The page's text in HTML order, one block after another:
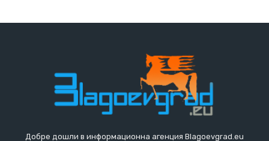
Добре дошли в информационна агенция Blagoevgrad.eu